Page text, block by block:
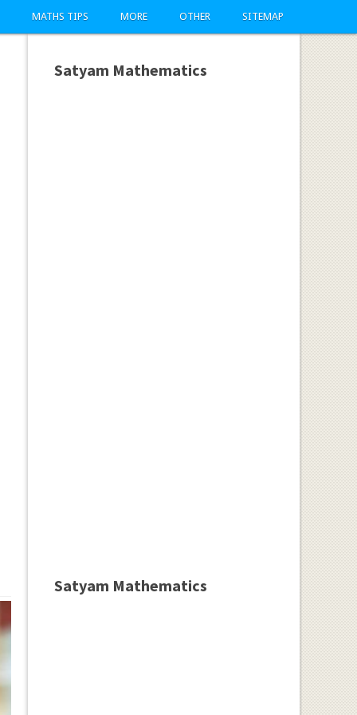
MATHS TIPS MORE OTHER SITEMAP
Satyam Mathematics
Satyam Mathematics